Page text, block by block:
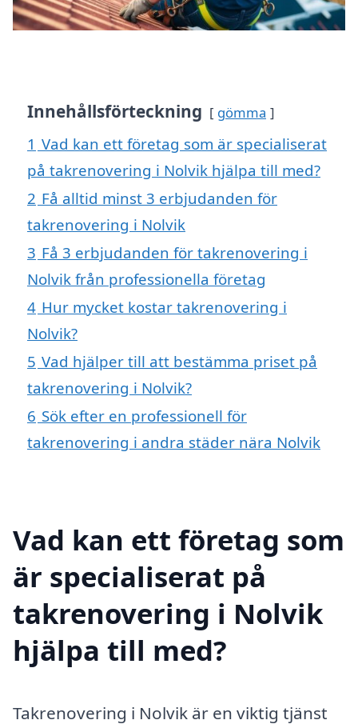
Innehållsförteckning gömma
1 Vad kan ett företag som är specialiserat
på takrenovering i Nolvik hjälpa till med?
2 Få alltid minst 3 erbjudanden för
takrenovering i Nolvik
3 Få 3 erbjudanden för takrenovering i
Nolvik från professionella företag
4 Hur mycket kostar takrenovering i
Nolvik?
5 Vad hjälper till att bestämma priset på
takrenovering i Nolvik?
6 Sök efter en professionell för
takrenovering i andra städer nära Nolvik
Vad kan ett företag som
är specialiserat på
takrenovering i Nolvik
hjälpa till med?
Takrenovering i Nolvik är en viktig tjänst